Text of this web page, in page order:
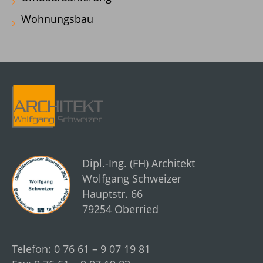
Wohnungsbau
Dipl.-Ing. (FH) Architekt
Wolfgang Schweizer
Hauptstr. 66
79254 Oberried
Telefon: 0 76 61 – 9 07 19 81